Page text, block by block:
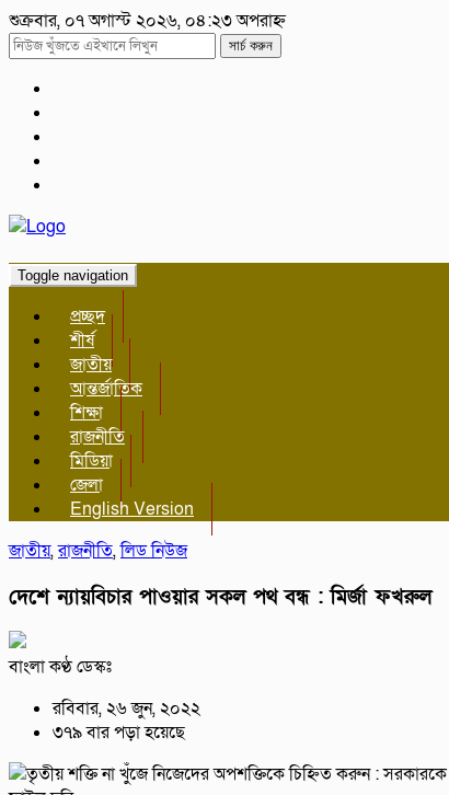
শুক্রবার, ০৭ অগাস্ট ২০২৬, ০৪:২৩ অপরাহ্ন
সার্চ করুন
Toggle navigation
প্রচ্ছদ
শীর্ষ
জাতীয়
আন্তর্জাতিক
শিক্ষা
রাজনীতি
মিডিয়া
জেলা
English Version
জাতীয়,রাজনীতি,লিড নিউজ
দেশে ন্যায়বিচার পাওয়ার সকল পথ বন্ধ : মির্জা ফখরুল
বাংলা কণ্ঠ ডেস্কঃ
রবিবার, ২৬ জুন, ২০২২
৩৭৯ বার পড়া হয়েছে